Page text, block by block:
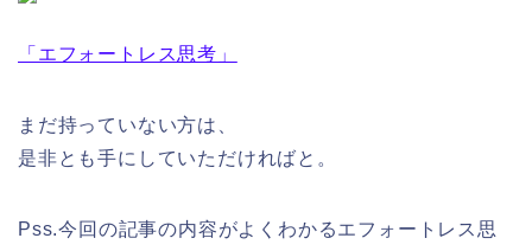
「エフォートレス思考」
まだ持っていない方は、
是非とも手にしていただければと。
Pss.今回の記事の内容がよくわかるエフォートレス思